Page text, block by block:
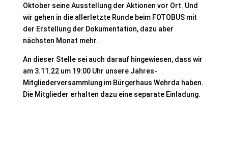
Oktober seine Ausstellung der Aktionen vor Ort. Und
wir gehen in die allerletzte Runde beim FOTOBUS mit
der Erstellung der Dokumentation, dazu aber
nächsten Monat mehr.
An dieser Stelle sei auch darauf hingewiesen, dass wir
am 3.11.22 um 19:00 Uhr unsere Jahres-
Mitgliederversammlung im Bürgerhaus Wehrda haben.
Die Mitglieder erhalten dazu eine separate Einladung.